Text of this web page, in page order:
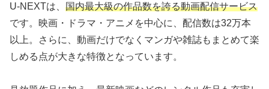
U-NEXTは、 国内最大級の作品数を誇る動画配信サービス
です。映画・ドラマ・アニメを中心に、配信数は32万本
以上。さらに、動画だけでなくマンガや雑誌もまとめて楽
しめる点が大きな特徴となっています。